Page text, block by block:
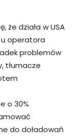
że działa w USA
u operatora
problemów
tłumacze
o 30%
do doładowań